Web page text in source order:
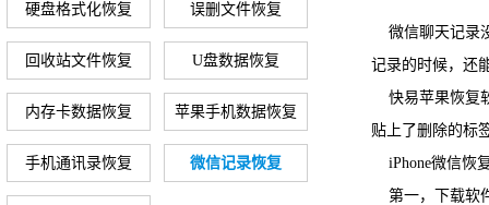
硬盘格式化恢复 误删文件恢复
回收站文件恢复 U盘数据恢复
内存卡数据恢复 苹果手机数据恢复
手机通讯录恢复 微信记录恢复
微信聊天记录
记录的时候，还
快易苹果恢复
贴上了删除的标
iPhone微信恢
第一，下载软